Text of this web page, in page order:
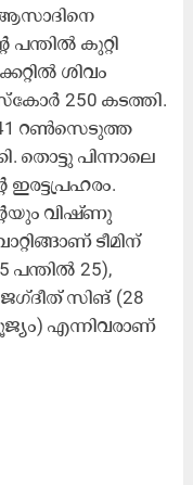
ആസാദിനെ
പന്തിൽ കുറ്റി
ശിവം
സ്കോർ 250 കടത്തി.
റൺസെടുത്ത
തൊട്ടു പിന്നാലെ
വിഷ്ണു
ടീമിന്
25),
സിങ് (28
എന്നിവരാണ്